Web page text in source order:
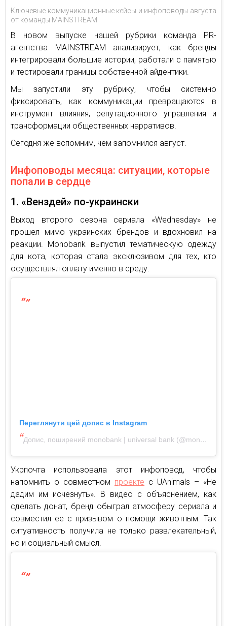
Ключевые коммуникационные кейсы и инфоповоды августа
от команды MAINSTREAM
В новом выпуске нашей рубрики команда PR-
агентства MAINSTREAM анализирует, как бренды
интегрировали большие истории, работали с памятью
и тестировали границы собственной айдентики.
Мы запустили эту рубрику, чтобы системно
фиксировать, как коммуникации превращаются в
инструмент влияния, репутационного управления и
трансформации общественных нарративов.
Сегодня же вспомним, чем запомнился август.
Инфоповоды месяца: ситуации, которые
попали в сердце
1. «Венздей» по-украински
Выход второго сезона сериала «Wednesday» не
прошел мимо украинских брендов и вдохновил на
реакции. Monobank выпустил тематическую одежду
для кота, которая стала эксклюзивом для тех, кто
осуществлял оплату именно в среду.
Переглянути цей допис в Instagram
Допис, поширений monobank | universal bank (@monobank.ua)
Укрпочта использовала этот инфоповод, чтобы
напомнить о совместном проекте с UAnimals – «Не
дадим им исчезнуть». В видео с объяснением, как
сделать донат, бренд обыграл атмосферу сериала и
совместил ее с призывом о помощи животным. Так
ситуативность получила не только развлекательный,
но и социальный смысл.